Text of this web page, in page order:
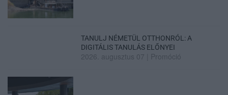
TANULJ NÉMETÜL OTTHONRÓL: A
DIGITÁLIS TANULÁS ELŐNYEI
2026. augusztus 07 Promóció